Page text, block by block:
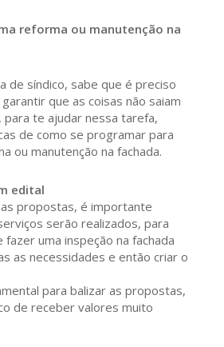
reforma ou manutenção na
de síndico, sabe que é preciso
que as coisas não saiam
para te ajudar nessa tarefa,
de como se programar para
ou manutenção na fachada.
edital
propostas, é importante
serão realizados, para
uma inspeção na fachada
as necessidades e então criar o
para balizar as propostas,
de receber valores muito